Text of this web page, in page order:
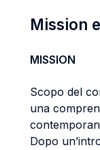
Mission
MISSION
Scopo del
una
Dopo